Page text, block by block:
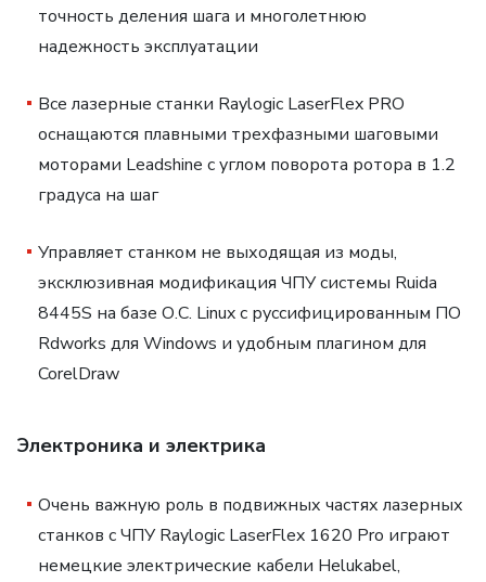
точность деления шага и многолетнюю
надежность эксплуатации
Все лазерные станки Raylogic LaserFlex PRO
оснащаются плавными трехфазными шаговыми
моторами Leadshine с углом поворота ротора в 1.2
градуса на шаг
Управляет станком не выходящая из моды,
эксклюзивная модификация ЧПУ системы Ruida
8445S на базе О.С. Linux с руссифицированным ПО
Rdworks для Windows и удобным плагином для
CorelDraw
Электроника и электрика
Очень важную роль в подвижных частях лазерных
станков с ЧПУ Raylogic LaserFlex 1620 Pro играют
немецкие электрические кабели Helukabel,